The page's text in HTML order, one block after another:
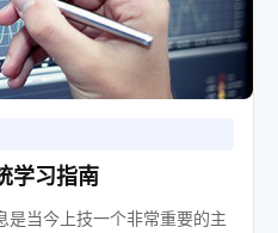
学习指南
是当今上技一个非常重要的主